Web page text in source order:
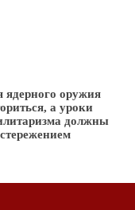
ядерного оружия
а уроки
должны